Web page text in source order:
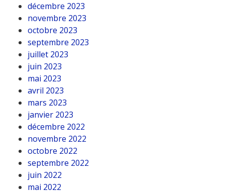
décembre 2023
novembre 2023
octobre 2023
septembre 2023
juillet 2023
juin 2023
mai 2023
avril 2023
mars 2023
janvier 2023
décembre 2022
novembre 2022
octobre 2022
septembre 2022
juin 2022
mai 2022